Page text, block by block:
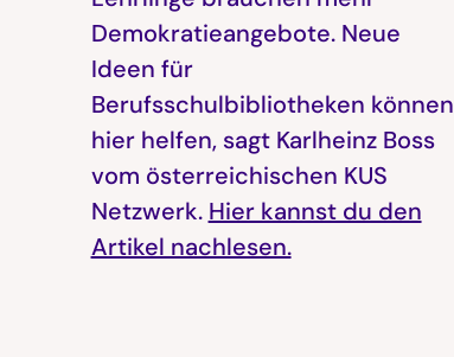
Demokratieangebote. Neue
Ideen für
Berufsschulbibliotheken können
hier helfen, sagt Karlheinz Boss
vom österreichischen KUS
Netzwerk. Hier kannst du den
Artikel nachlesen.